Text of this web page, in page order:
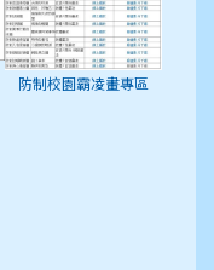
防制校園霸凌畫專區